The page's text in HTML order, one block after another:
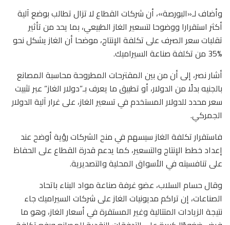
وأضاف لـ«البورصة»، أن شركات القطاع لا تزال تطالب بوضع آلية
أكثر استقرارا ووضوحا لتسعير الغاز الطبيعي، بما يحد من تأثير
تقلبات سعر الصرف على تكلفة الإنتاج، موضحا أن الغاز يشكل نحو
%35 من تكلفة صناعة السيراميك.
أشار نصر، إلى أن من بين المقترحات المطروحة محاسبة المصانع
بالجنيه بدلًا من الدولار، أو تطبيق ما يعرف بـ”دولار الغاز” عبر تثبيت
سعر محدد للدولار المستخدم في تسعير الغاز، على غرار آلية الدولار
الجمركي.
فاستقرار تكلفة الغاز سيسهم في منح الشركات رؤية أوضح عند
إعداد خطط الإنتاج والتسعير، كما يدعم قدرة القطاع على الحفاظ
على تنافسيته في الأسواق المحلية والتصديرية.
وقال حسام السلاب، عضو غرفة صناعة مواد البناء باتحاد
الصناعات، إن تراكم مديونيات الغاز على شركات السيراميك جاء
نتيجة الزيادات المتتالية وغير المستقرة في أسعار الغاز، وهو ما